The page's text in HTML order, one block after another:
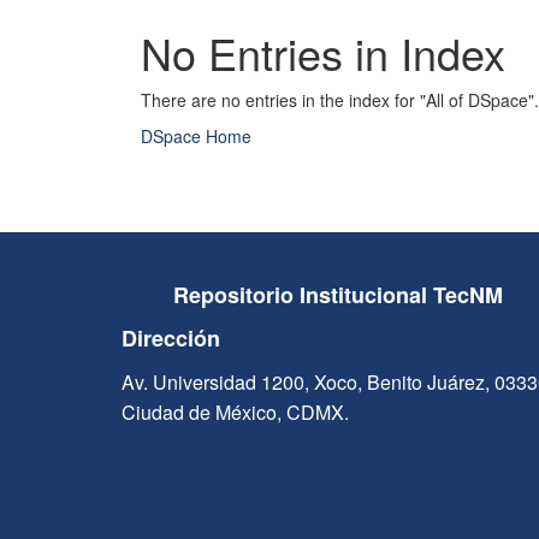
No Entries in Index
There are no entries in the index for "All of DSpace".
DSpace Home
Repositorio Institucional TecNM
Dirección
Av. Universidad 1200, Xoco, Benito Juárez,
Ciudad de México, CDMX.